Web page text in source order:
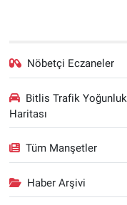
Nöbetçi Eczaneler
Bitlis Trafik Yoğunluk
Haritası
Tüm Manşetler
Haber Arşivi